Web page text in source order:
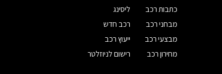
כתבות רכב
מבחני רכב
מבצעי רכב
מחירון רכב
ליסינג
רכב חדש
ייעוץ רכב
רישום לניוזלטר